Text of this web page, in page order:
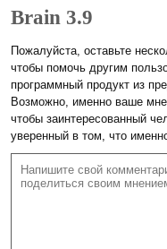
Brain 3.9
Пожалуйста, оставьте
чтобы помочь другим
программный продукт из
Возможно, именно ваше
чтобы заинтересованный
уверенный в том, что